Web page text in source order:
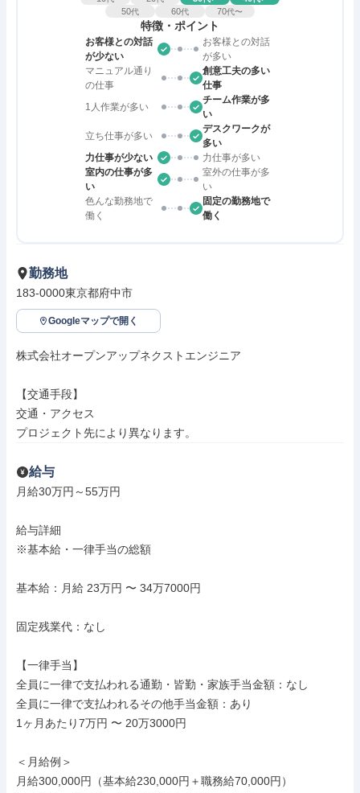
50代 60代 70代〜
特徴・ポイント
お客様との対話
が少ない
お客様との対話
が多い
マニュアル通り
の仕事
創意工夫の多い
仕事
1人作業が多い
チーム作業が多
い
立ち仕事が多い
デスクワークが
多い
力仕事が少ない
力仕事が多い
室内の仕事が多
い
室外の仕事が多
い
色んな勤務地で
働く
固定の勤務地で
働く
勤務地
183-0000東京都府中市
Googleマップで開く
株式会社オープンアップネクストエンジニア
【交通手段】
交通・アクセス
プロジェクト先により異なります。
給与
月給30万円～55万円
給与詳細
※基本給・一律手当の総額
基本給：月給 23万円 〜 34万7000円
固定残業代：なし
【一律手当】
全員に一律で支払われる通勤・皆勤・家族手当金額：なし
全員に一律で支払われるその他手当金額：あり
1ヶ月あたり7万円 〜 20万3000円
＜月給例＞
月給300,000円（基本給230,000円＋職務給70,000円）